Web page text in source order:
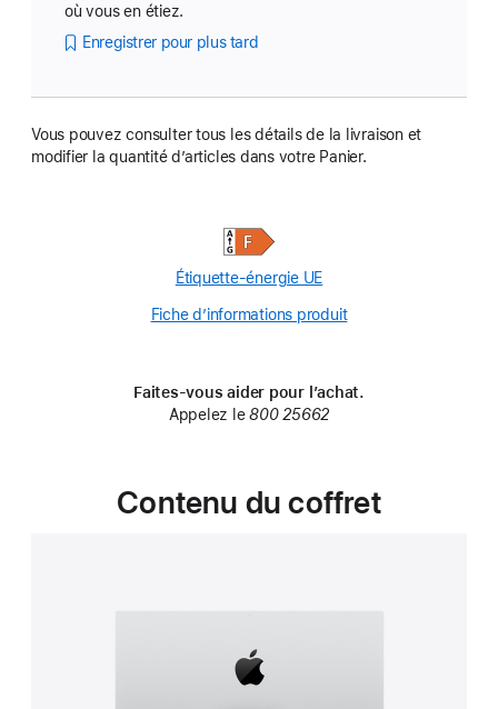
où vous en étiez.
Enregistrer pour plus tard
Vous pouvez consulter tous les détails de la livraison et
modifier la quantité d’articles dans votre Panier.
Étiquette-énergie UE
Fiche d’informations produit(Opens
window)
Faites-vous aider pour l’achat.
Appelez le800 25662
Contenu du coffret